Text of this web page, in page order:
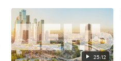
25:12